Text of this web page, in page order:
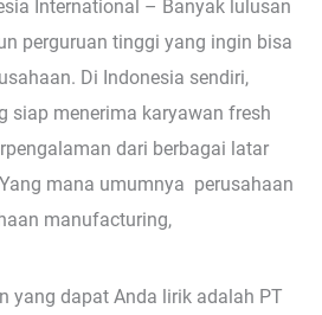
International – Banyak lulusan
perguruan tinggi yang ingin bisa
Di Indonesia sendiri,
siap menerima karyawan fresh
dari berbagai latar
mana umumnya perusahaan
manufacturing,
yang dapat Anda lirik adalah PT